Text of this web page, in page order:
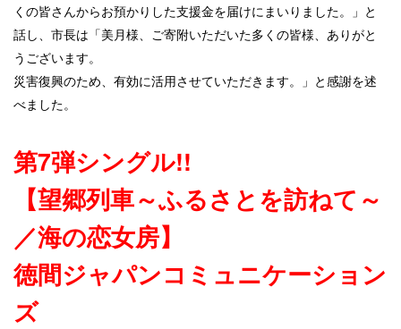
くの皆さんからお預かりした支援金を届けにまいりました。」と
話し、市長は「美月様、ご寄附いただいた多くの皆様、ありがと
うございます。
災害復興のため、有効に活用させていただきます。」と感謝を述
べました。
第7弾シングル!!
【望郷列車～ふるさとを訪ねて～
／海の恋女房】
徳間ジャパンコミュニケーション
ズ